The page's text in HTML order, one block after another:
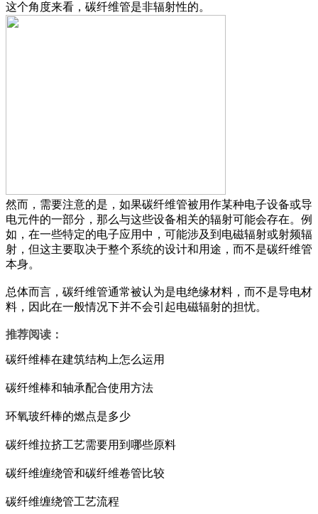
这个角度来看，碳纤维管是非辐射性的。
然而，需要注意的是，如果碳纤维管被用作某种电子设备或导
电元件的一部分，那么与这些设备相关的辐射可能会存在。例
如，在一些特定的电子应用中，可能涉及到电磁辐射或射频辐
射，但这主要取决于整个系统的设计和用途，而不是碳纤维管
本身。
总体而言，碳纤维管通常被认为是电绝缘材料，而不是导电材
料，因此在一般情况下并不会引起电磁辐射的担忧。
推荐阅读：
碳纤维棒在建筑结构上怎么运用
碳纤维棒和轴承配合使用方法
环氧玻纤棒的燃点是多少
碳纤维拉挤工艺需要用到哪些原料
碳纤维缠绕管和碳纤维卷管比较
碳纤维缠绕管工艺流程